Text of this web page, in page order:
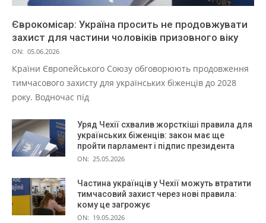
Єврокомісар: Україна просить не продовжувати
захист для частини чоловіків призовного віку
ON: 05.06.2026
Країни Європейського Союзу обговорюють продовження
тимчасового захисту для українських біженців до 2028
року. Водночас під
Уряд Чехії схвалив жорсткіші правила для
українських біженців: закон має ще
пройти парламент і підпис президента
ON: 25.05.2026
Частина українців у Чехії можуть втратити
тимчасовий захист через нові правила:
кому це загрожує
ON: 19.05.2026